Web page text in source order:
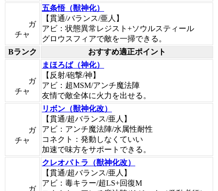
ガ
チャ
五条悟（獣神化）
【貫通/バランス/亜人】
アビ：状態異常レジスト+ソウルスティール
グロウスフィアで敵を一掃できる。
Bランク
おすすめ適正ポイント
ガ
チャ
まほろば（神化）
【反射/砲撃/神】
アビ：超MSM/アンチ魔法陣
友情で敵全体に火力を出せる。
ガ
チャ
リボン（獣神化改）
【貫通/超バランス/亜人】
アビ：アンチ魔法陣/水属性耐性
コネクト：発動しなくていい
加速で味方をサポートできる。
ガ
クレオパトラ（獣神化改）
【貫通/超バランス/亜人】
アビ：毒キラー/超LS+回復M